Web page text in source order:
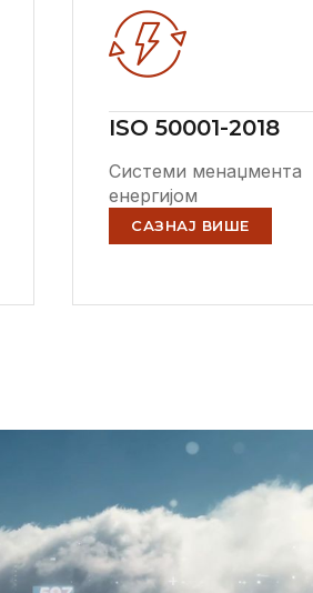
ISO 50001-2018
Системи менаџмента
енергијом
САЗНАЈ ВИШЕ